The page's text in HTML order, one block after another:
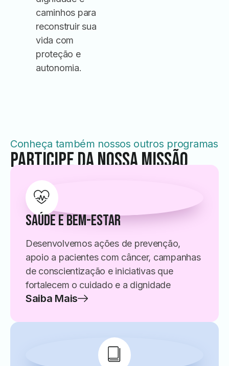
caminhos para
reconstruir sua
vida com
proteção e
autonomia.
Conheça também nossos outros programas
Participe da Nossa Missão
Saúde e Bem-Estar
Desenvolvemos ações de prevenção,
apoio a pacientes com câncer, campanhas
de conscientização e iniciativas que
fortalecem o cuidado e a dignidade
Saiba Mais